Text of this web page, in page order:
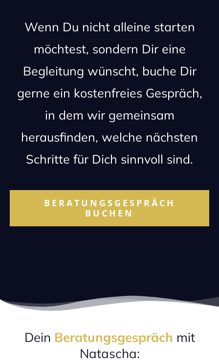
Wenn Du nicht alleine starten
möchtest, sondern Dir eine
Begleitung wünscht, buche Dir
gerne ein kostenfreies Gespräch,
in dem wir gemeinsam
herausfinden, welche nächsten
Schritte für Dich sinnvoll sind.
BERATUNGSGESPRÄCH
BUCHEN
Dein Beratungsgespräch mit
Natascha: